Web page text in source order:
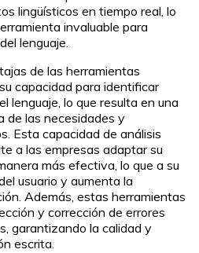
lingüísticos en tiempo real, lo
invaluable para
lenguaje.
de las herramientas
capacidad para identificar
lenguaje, lo que resulta en una
de las necesidades y
Esta capacidad de análisis
a las empresas adaptar su
más efectiva, lo que a su
usuario y aumenta la
Además, estas herramientas
y corrección de errores
garantizando la calidad y
escrita.